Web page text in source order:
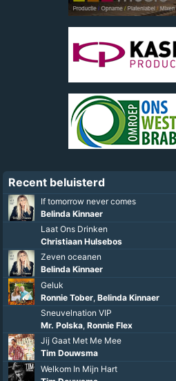
Recent beluisterd
Sun Goes Down - Radio Edit
You`ll Never Walk Alone (duet)
Ramon Prins
Van Wieërt Nao Pol
Dat Ene Moment
Django Wagner
Kings & Queens
I Will Fall (feat. Stef Classens)
Stef Classens
De tijd van m`n leven